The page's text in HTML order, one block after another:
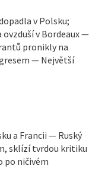
v Polsku;
v Bordeaux —
pronikly na
— Největší
a Francii — Ruský
sklízí tvrdou
po ničivém